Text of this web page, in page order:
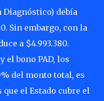
Diagnóstico) debía
Sin embargo, con la
a $4.993.380.
el bono PAD, los
del monto total, es
el Estado cubre el